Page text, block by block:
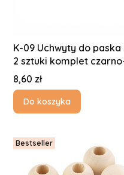
K-09 Uchwyty do
2 sztuki komplet
Cena
8,60 zł
Do koszyka
Bestseller